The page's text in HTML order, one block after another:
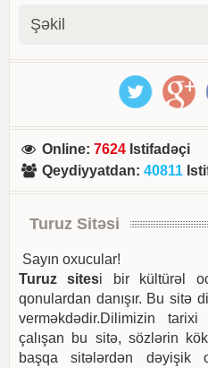
Şəkil
Online:7624 Istifadəçi
Qeydiyyatdan:40811
Turuz Sitəsi
Sayın oxucular!
Turuz sitesi bir kültürəl
qonulardan danışır. Bu sitə
verməkdədir.Dilimizin
çalışan bu sitə, sözlərin
başqa sitələrdən dəyişik